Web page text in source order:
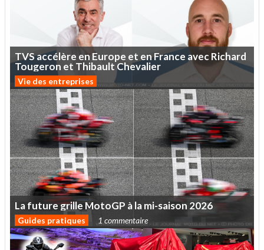
TVSaccélère enEurope et enFrance avecRichard
Tougeron et Thibault Chevalier
Vie des entreprises
Lafuturegrille MotoGP àlami-saison 2026
Guides pratiques 1 commentaire